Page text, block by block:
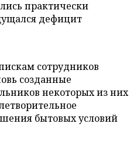
практически
дефицит
сотрудников
созданные
некоторых из них
бытовых условий